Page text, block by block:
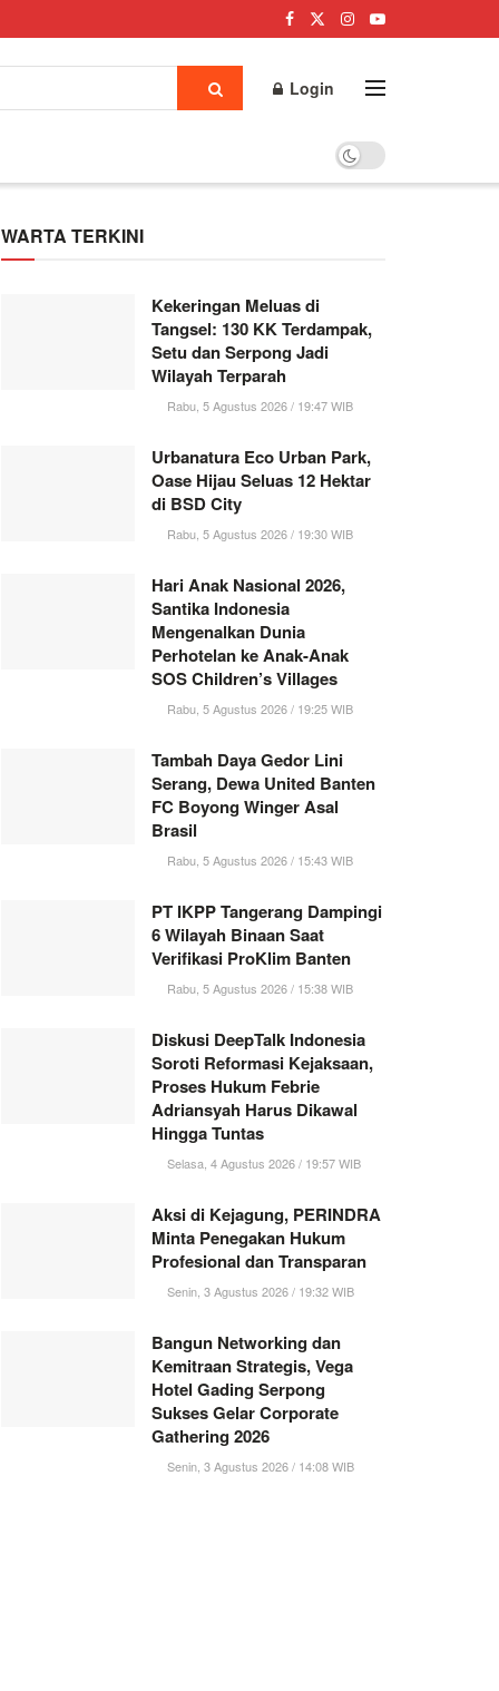
Login
WARTA TERKINI
Kekeringan Meluas di
Tangsel: 130 KK Terdampak,
Setu dan Serpong Jadi
Wilayah Terparah
Rabu, 5 Agustus 2026 / 19:47 WIB
Urbanatura Eco Urban Park,
Oase Hijau Seluas 12 Hektar
di BSD City
Rabu, 5 Agustus 2026 / 19:30 WIB
Hari Anak Nasional 2026,
Santika Indonesia
Mengenalkan Dunia
Perhotelan ke Anak-Anak
SOS Children’s Villages
Rabu, 5 Agustus 2026 / 19:25 WIB
Tambah Daya Gedor Lini
Serang, Dewa United Banten
FC Boyong Winger Asal
Brasil
Rabu, 5 Agustus 2026 / 15:43 WIB
PT IKPP Tangerang Dampingi
6 Wilayah Binaan Saat
Verifikasi ProKlim Banten
Rabu, 5 Agustus 2026 / 15:38 WIB
Diskusi DeepTalk Indonesia
Soroti Reformasi Kejaksaan,
Proses Hukum Febrie
Adriansyah Harus Dikawal
Hingga Tuntas
Selasa, 4 Agustus 2026 / 19:57 WIB
Aksi di Kejagung, PERINDRA
Minta Penegakan Hukum
Profesional dan Transparan
Senin, 3 Agustus 2026 / 19:32 WIB
Bangun Networking dan
Kemitraan Strategis, Vega
Hotel Gading Serpong
Sukses Gelar Corporate
Gathering 2026
Senin, 3 Agustus 2026 / 14:08 WIB